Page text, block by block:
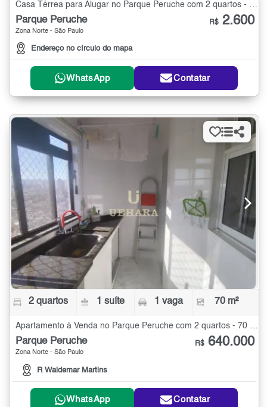
Casa Térrea para Alugar no Parque Peruche com 2 quartos - 120 m²
Parque Peruche
Zona Norte - São Paulo
Endereço no círculo do mapa
R$ 2.600
WhatsApp Contatar
2 quartos 1 suíte 1 vaga 70 m²
Apartamento à Venda no Parque Peruche com 2 quartos - 70 m²
Parque Peruche
Zona Norte - São Paulo
R Waldemar Martins
R$ 640.000
WhatsApp Contatar